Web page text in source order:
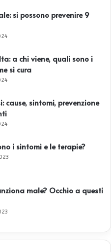
si possono prevenire 9
a chi viene, quali sono i
si cura
cause, sintomi, prevenzione
i sintomi e le terapie?
male? Occhio a questi